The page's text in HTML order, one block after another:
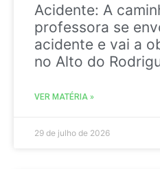
Acidente: A
professora se
acidente e vai a
no Alto do
VER MATÉRIA »
29 de julho de 2026